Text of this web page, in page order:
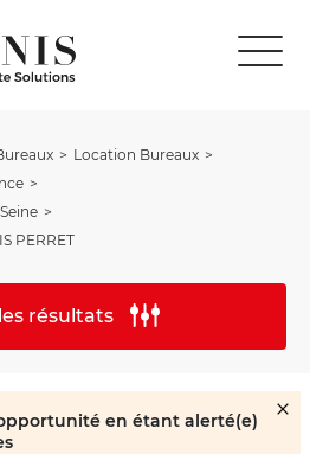
Location Bureaux
PERRET
résultats
en étant alerté(e)